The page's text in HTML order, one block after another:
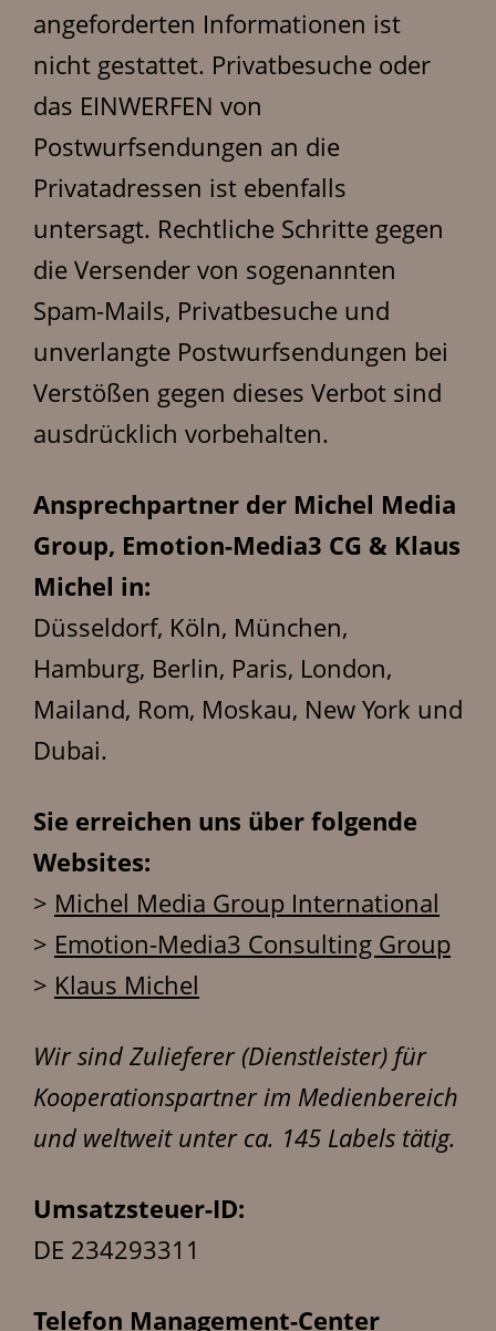
angeforderten Informationen ist
nicht gestattet. Privatbesuche oder
das EINWERFEN von
Postwurfsendungen an die
Privatadressen ist ebenfalls
untersagt. Rechtliche Schritte gegen
die Versender von sogenannten
Spam-Mails, Privatbesuche und
unverlangte Postwurfsendungen bei
Verstößen gegen dieses Verbot sind
ausdrücklich vorbehalten.
Ansprechpartner der Michel Media
Group, Emotion-Media3 CG & Klaus
Michel in:
Düsseldorf, Köln, München,
Hamburg, Berlin, Paris, London,
Mailand, Rom, Moskau, New York und
Dubai.
Sie erreichen uns über folgende
Websites:
> Michel Media Group International
> Emotion-Media3 Consulting Group
> Klaus Michel
Wir sind Zulieferer (Dienstleister) für
Kooperationspartner im Medienbereich
und weltweit unter ca. 145 Labels tätig.
Umsatzsteuer-ID:
DE 234293311
Telefon Management-Center